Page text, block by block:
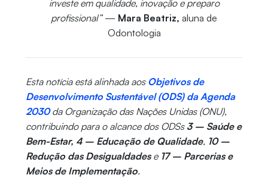
investe em qualidade, inovação e preparo
profissional”— Mara Beatriz, aluna de
Odontologia
Esta notícia está alinhada aos Objetivos de
Desenvolvimento Sustentável (ODS) da Agenda
2030da Organização das Nações Unidas (ONU),
contribuindo para o alcance dos ODSs3 – Saúde e
Bem-Estar, 4 – Educação de Qualidade, 10 –
Redução das Desigualdadese 17 – Parcerias e
Meios de Implementação.